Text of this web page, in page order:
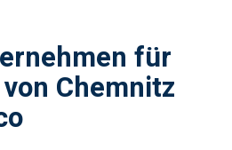
für
Chemnitz